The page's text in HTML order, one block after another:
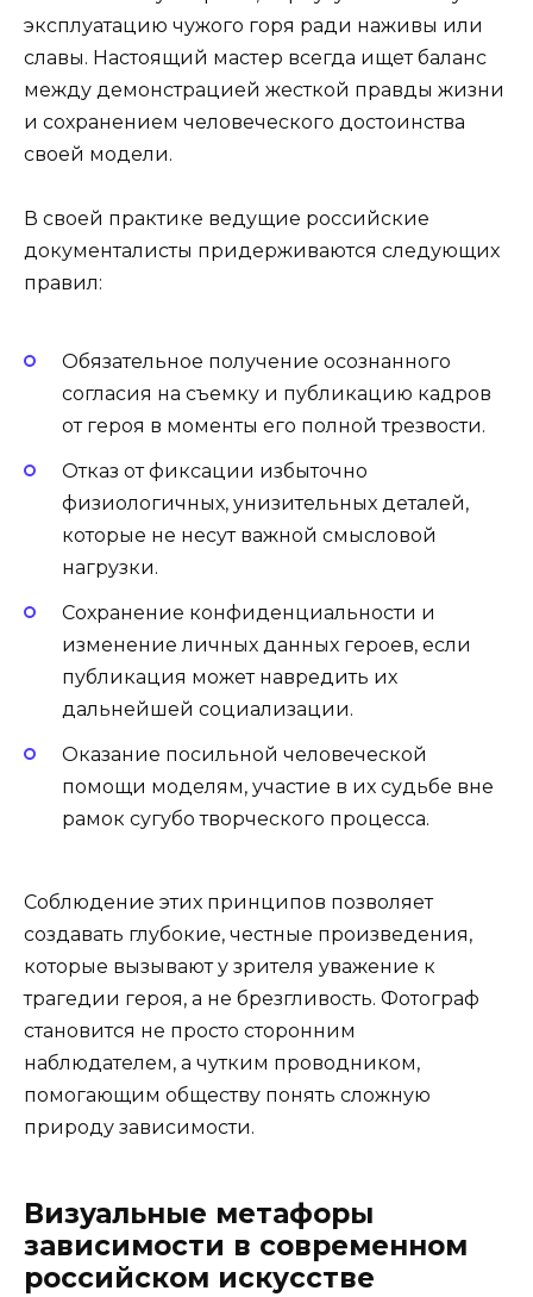
эксплуатацию чужого горя ради наживы или
славы. Настоящий мастер всегда ищет баланс
между демонстрацией жесткой правды жизни
и сохранением человеческого достоинства
своей модели.
В своей практике ведущие российские
документалисты придерживаются следующих
правил:
Обязательное получение осознанного
согласия на съемку и публикацию кадров
от героя в моменты его полной трезвости.
Отказ от фиксации избыточно
физиологичных, унизительных деталей,
которые не несут важной смысловой
нагрузки.
Сохранение конфиденциальности и
изменение личных данных героев, если
публикация может навредить их
дальнейшей социализации.
Оказание посильной человеческой
помощи моделям, участие в их судьбе вне
рамок сугубо творческого процесса.
Соблюдение этих принципов позволяет
создавать глубокие, честные произведения,
которые вызывают у зрителя уважение к
трагедии героя, а не брезгливость. Фотограф
становится не просто сторонним
наблюдателем, а чутким проводником,
помогающим обществу понять сложную
природу зависимости.
Визуальные метафоры
зависимости в современном
российском искусстве